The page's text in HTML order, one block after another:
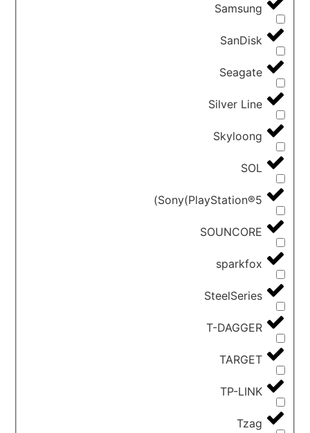
Samsung
SanDisk
Seagate
Silver Line
Skyloong
SOL
Sony(PlayStation®5)
SOUNCORE
sparkfox
SteelSeries
T-DAGGER
TARGET
TP-LINK
Tzag